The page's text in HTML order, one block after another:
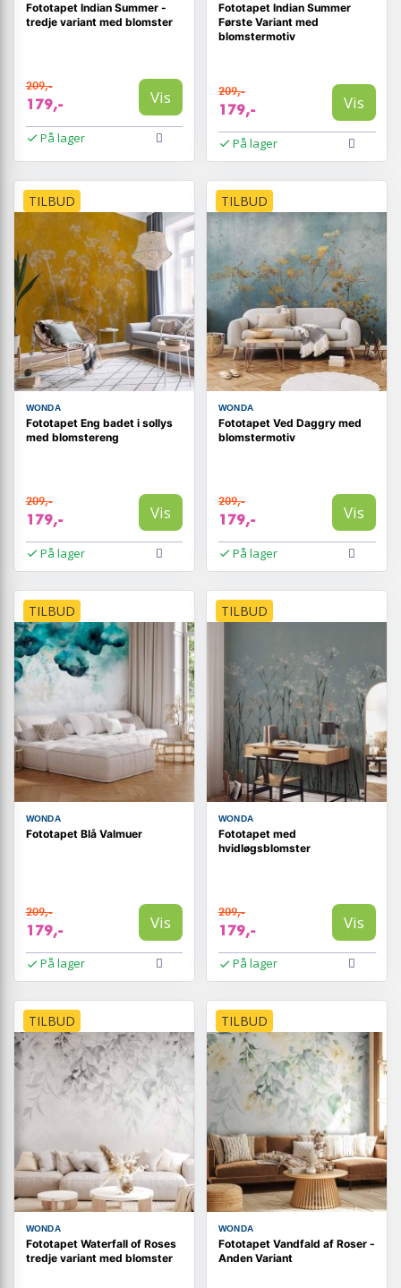
Fototapet Indian Summer -
tredje variant med blomster
209,-
179,- Vis
På lager
Fototapet Indian Summer
Første Variant med
blomstermotiv
209,-
179,- Vis
På lager
TILBUD
WONDA
Fototapet Eng badet i sollys
med blomstereng
209,-
179,- Vis
På lager
TILBUD
WONDA
Fototapet Ved Daggry med
blomstermotiv
209,-
179,- Vis
På lager
TILBUD
WONDA
Fototapet Blå Valmuer
209,-
179,- Vis
På lager
TILBUD
WONDA
Fototapet med
hvidløgsblomster
209,-
179,- Vis
På lager
TILBUD
WONDA
Fototapet Waterfall of Roses
tredje variant med blomster
TILBUD
WONDA
Fototapet Vandfald af Roser -
Anden Variant